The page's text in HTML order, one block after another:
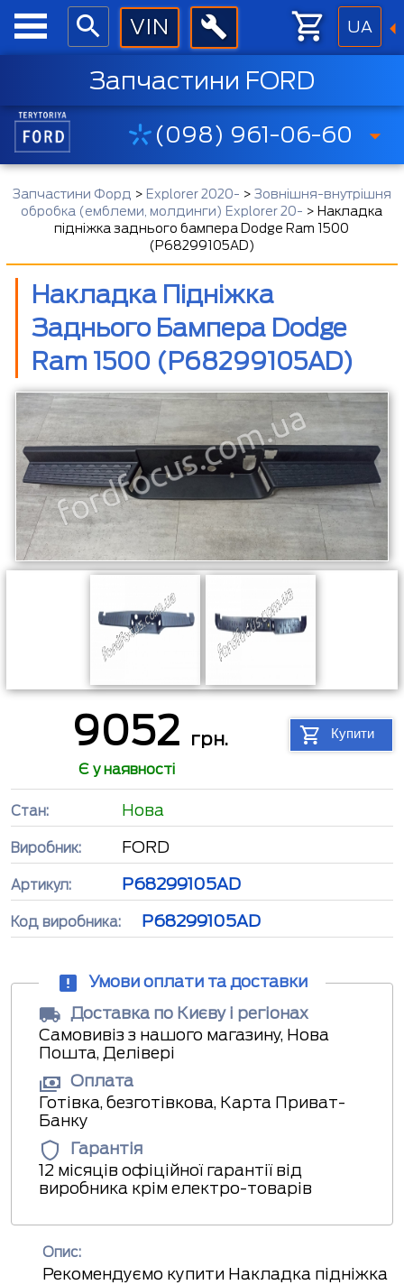
UA
Запчастини FORD
(098) 961-06-60
Запчастини Форд > Explorer 2020- > Зовнішня-внутрішня
обробка (емблеми, молдинги) Explorer 20- > Накладка
підніжка заднього бампера Dodge Ram 1500
(P68299105AD)
Накладка Підніжка
Заднього Бампера Dodge
Ram 1500 (P68299105AD)
9052 грн. Купити
Є у наявності
Стан: Нова
Виробник: FORD
Артикул: P68299105AD
Код виробника: P68299105AD
Умови оплати та доставки
Доставка по Києву і регіонах
Самовивіз з нашого магазину, Нова
Пошта, Делівері
Оплата
Готівка, безготівкова, Карта Приват-
Банку
Гарантія
12 місяців офіційної гарантії від
виробника крім електро-товарів
Опис:
Рекомендуємо купити Накладка підніжка